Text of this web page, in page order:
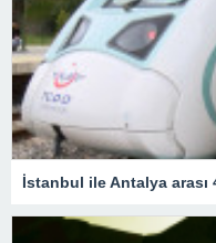
İstanbul ile Antalya